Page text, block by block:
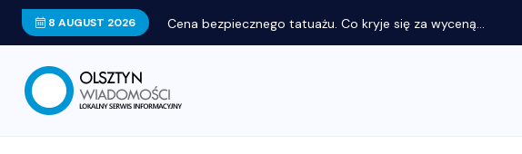
8 AUGUST 2026